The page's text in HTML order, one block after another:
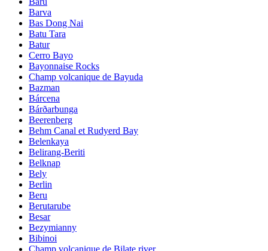
Barva
Bas Dong Nai
Batu Tara
Batur
Cerro Bayo
Bayonnaise Rocks
Champ volcanique de Bayuda
Bazman
Bárcena
Bárðarbunga
Beerenberg
Behm Canal et Rudyerd Bay
Belenkaya
Belirang-Beriti
Belknap
Bely
Berlin
Beru
Berutarube
Besar
Bezymianny
Bibinoi
Champ volcanique de Bilate river